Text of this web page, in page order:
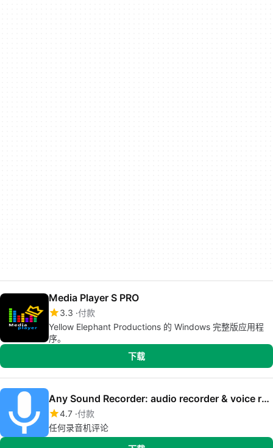
Media Player S PRO
3.3 付款
Yellow Elephant Productions 的 Windows 完整版应用程
序。
下载
Any Sound Recorder: audio recorder & voice recorder
4.7 付款
任何录音机评论